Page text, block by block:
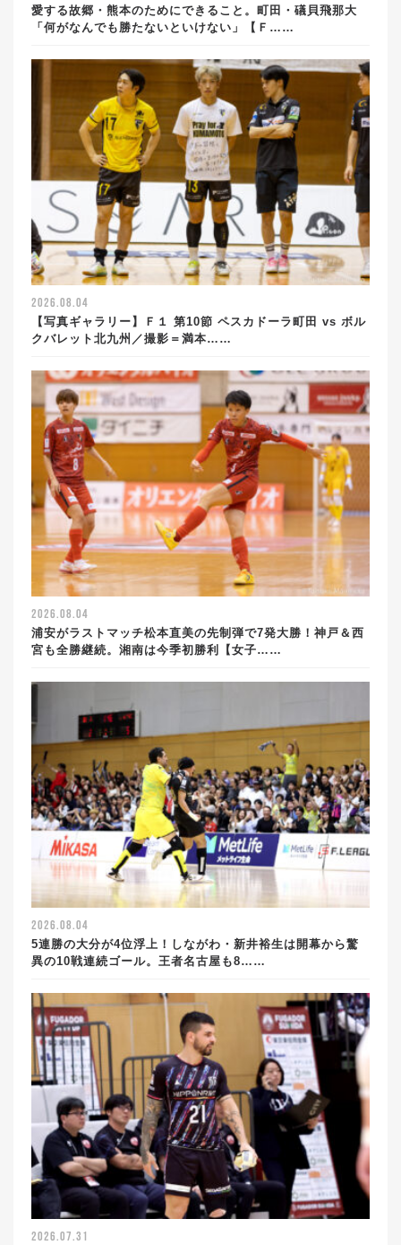
愛する故郷・熊本のためにできること。町田・礒貝飛那大
「何がなんでも勝たないといけない」【Ｆ……
2026.08.04
【写真ギャラリー】Ｆ１ 第10節 ペスカドーラ町田 vs ボル
クバレット北九州／撮影＝満本……
2026.08.04
浦安がラストマッチ松本直美の先制弾で7発大勝！神戸＆西
宮も全勝継続。湘南は今季初勝利【女子……
2026.08.04
5連勝の大分が4位浮上！しながわ・新井裕生は開幕から驚
異の10戦連続ゴール。王者名古屋も8……
2026.07.31